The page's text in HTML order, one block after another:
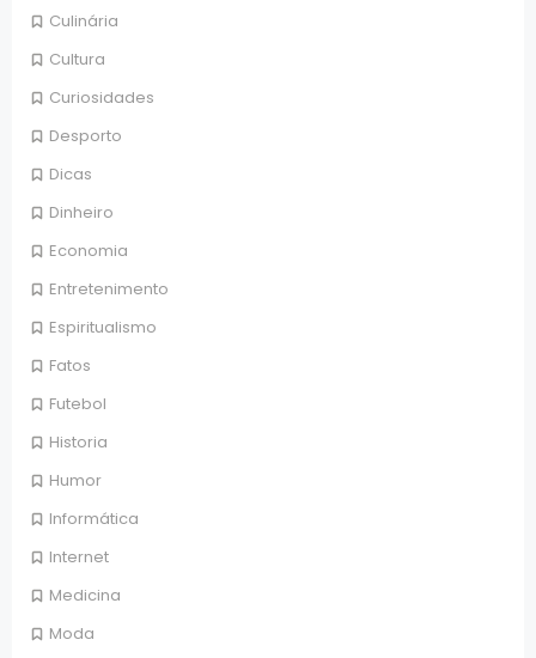
Culinária
Cultura
Curiosidades
Desporto
Dicas
Dinheiro
Economia
Entretenimento
Espiritualismo
Fatos
Futebol
Historia
Humor
Informática
Internet
Medicina
Moda